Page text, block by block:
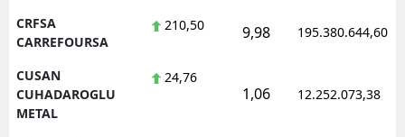
CRFSA
CARREFOURSA
210,50 9,98 195.380.644,60
CUSAN
CUHADAROGLU
METAL
24,76
1,06 12.252.073,38